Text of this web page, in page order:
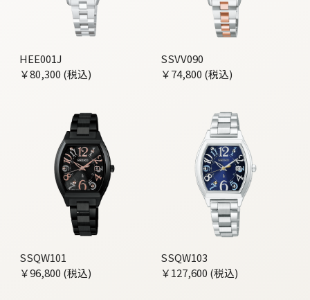
HEE001J
￥80,300 (税込)
SSVV090
￥74,800 (税込)
SSQW101
￥96,800 (税込)
SSQW103
￥127,600 (税込)